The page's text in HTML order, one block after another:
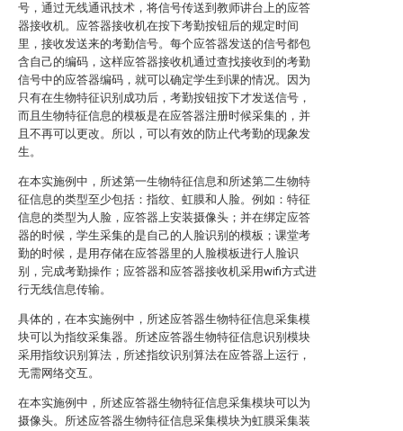
号，通过无线通讯技术，将信号传送到教师讲台上的应答
器接收机。应答器接收机在按下考勤按钮后的规定时间
里，接收发送来的考勤信号。每个应答器发送的信号都包
含自己的编码，这样应答器接收机通过查找接收到的考勤
信号中的应答器编码，就可以确定学生到课的情况。因为
只有在生物特征识别成功后，考勤按钮按下才发送信号，
而且生物特征信息的模板是在应答器注册时候采集的，并
且不再可以更改。所以，可以有效的防止代考勤的现象发
生。
在本实施例中，所述第一生物特征信息和所述第二生物特
征信息的类型至少包括：指纹、虹膜和人脸。例如：特征
信息的类型为人脸，应答器上安装摄像头；并在绑定应答
器的时候，学生采集的是自己的人脸识别的模板；课堂考
勤的时候，是用存储在应答器里的人脸模板进行人脸识
别，完成考勤操作；应答器和应答器接收机采用wifi方式进
行无线信息传输。
具体的，在本实施例中，所述应答器生物特征信息采集模
块可以为指纹采集器。所述应答器生物特征信息识别模块
采用指纹识别算法，所述指纹识别算法在应答器上运行，
无需网络交互。
在本实施例中，所述应答器生物特征信息采集模块可以为
摄像头。所述应答器生物特征信息采集模块为虹膜采集装